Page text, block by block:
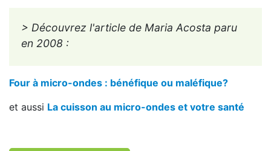
> Découvrez l'article de Maria Acosta paru
en 2008 :
Four à micro-ondes : bénéfique ou maléfique?
et aussi La cuisson au micro-ondes et votre santé